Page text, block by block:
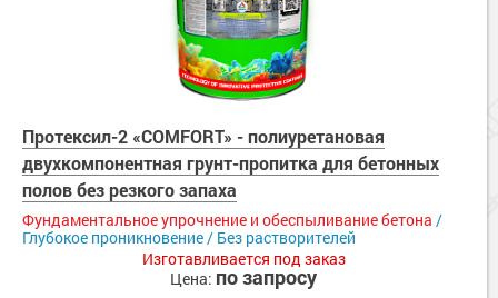
Протексил-2 «COMFORT» - полиуретановая
двухкомпонентная грунт-пропитка для бетонных
полов без резкого запаха
Фундаментальное упрочнение и обеспыливание бетона /
Глубокое проникновение / Без растворителей
Изготавливается под заказ
Цена: по запросу